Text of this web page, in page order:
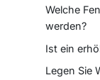
Welche
werden?
Ist ein
Legen Sie